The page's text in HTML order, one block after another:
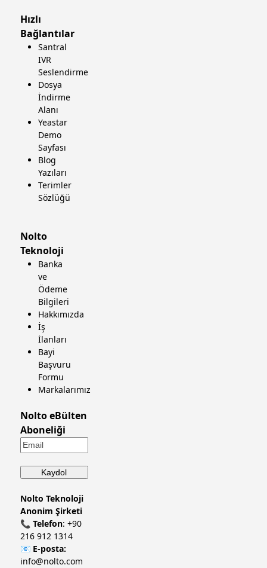
Hızlı
Bağlantılar
Santral
IVR
Seslendirme
Dosya
İndirme
Alanı
Yeastar
Demo
Sayfası
Blog
Yazıları
Terimler
Sözlüğü
Nolto
Teknoloji
Banka
ve
Ödeme
Bilgileri
Hakkımızda
İş
İlanları
Bayi
Başvuru
Formu
Markalarımız
Nolto eBülten
Aboneliği
Nolto Teknoloji
Anonim Şirketi
📞 Telefon: +90
216 912 1314
📧 E-posta:
info@nolto.com